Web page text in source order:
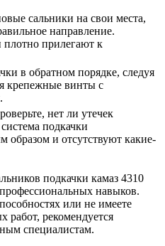
сальники на свои места,
направление.
плотно прилегают к
в обратном порядке, следуя
крепежные винты с
нет ли утечек
подкачки
и отсутствуют какие-
подкачки камаз 4310
навыков.
или не имеете
рекомендуется
специалистам.